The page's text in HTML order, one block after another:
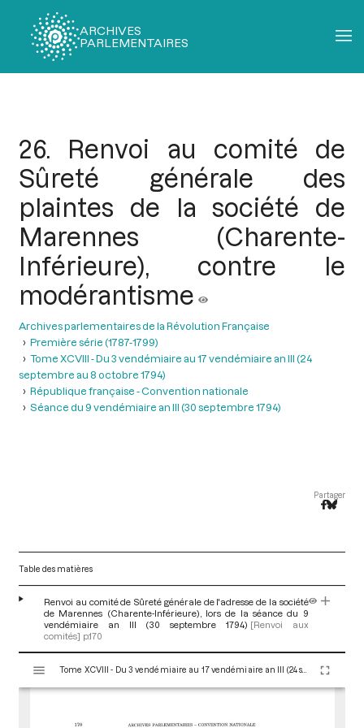
ARCHIVES
PARLEMENTAIRES
26. Renvoi au comité de
Sûreté générale des
plaintes de la société de
Marennes (Charente-
Inférieure), contre le
modérantisme
Archives parlementaires de la Révolution Française
Première série (1787-1799)
Tome XCVIII - Du 3 vendémiaire au 17 vendémiaire an III (24
septembre au 8 octobre 1794)
République française - Convention nationale
Séance du 9 vendémiaire an III (30 septembre 1794)
Partager
Table des matières
Renvoi au comité de Sûreté générale de l'adresse de la société
de Marennes (Charente-Inférieure), lors de la séance du 9
vendémiaire an III (30 septembre 1794) [Renvoi aux
comités] p.170
s